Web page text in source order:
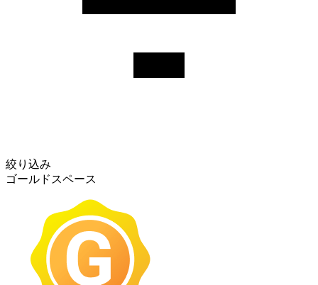
絞り込み
ゴールドスペース